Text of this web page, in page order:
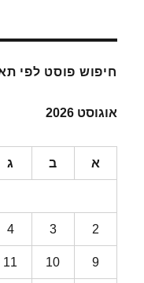
חיפוש פוסט לפי
אוגוסט 2026
א ב ג
2
3
4
9
10
11